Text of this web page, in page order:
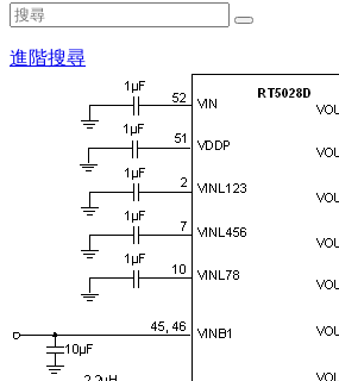
進階搜尋